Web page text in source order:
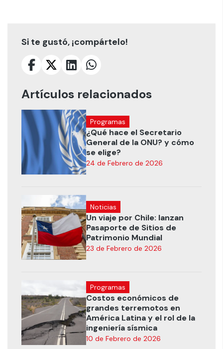
Si te gustó, ¡compártelo!
Artículos relacionados
Programas
¿Qué hace el Secretario
General de la ONU? y cómo
se elige?
24 de Febrero de 2026
Noticias
Un viaje por Chile: lanzan
Pasaporte de Sitios de
Patrimonio Mundial
23 de Febrero de 2026
Programas
Costos económicos de
grandes terremotos en
América Latina y el rol de la
ingeniería sísmica
10 de Febrero de 2026